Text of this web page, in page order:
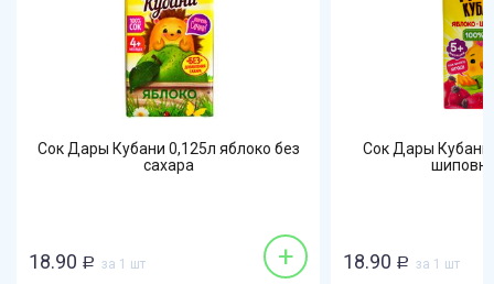
Сок Дары Кубани 0,125л яблоко без
сахара
18.90 Р за 1 шт +
Сок Дары Кубани
18.90 Р за 1 шт